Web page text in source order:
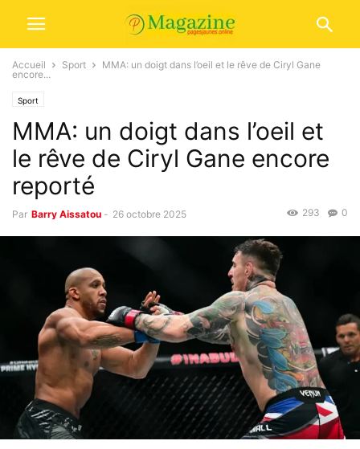
Accueil Sport
MMA: un doigt dans l’oeil et le rêve de Ciryl Gane
encore...
Sport
MMA: un doigt dans l’oeil et
le rêve de Ciryl Gane encore
reporté
Par Barry Aissatou - 26 octobre 2025 0
293